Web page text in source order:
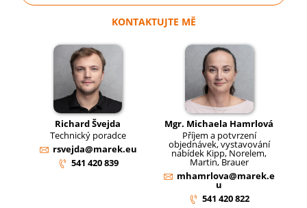
KONTAKTUJTE MĚ
Richard Švejda
Technický poradce
rsvejda@marek.eu
541 420 839
Mgr. Michaela Hamrlová
Příjem a potvrzení
objednávek, vystavování
nabídek Kipp, Norelem,
Martin, Brauer
mhamrlova@marek.e
u
541 420 822